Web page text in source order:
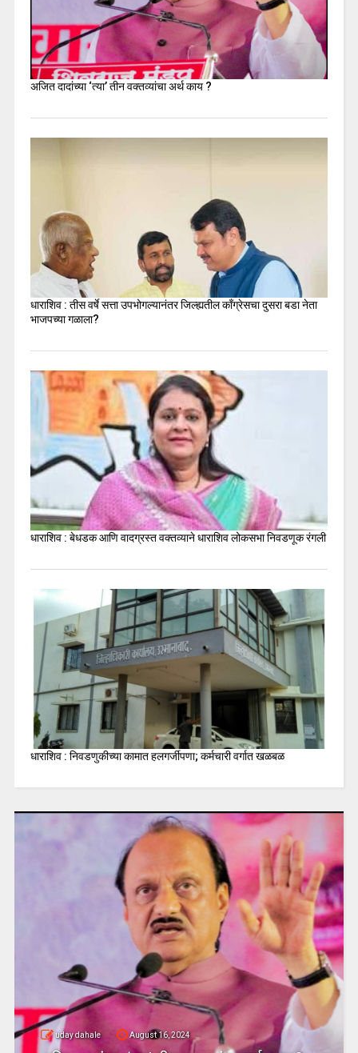
अजित दादांच्या ‘त्या’ तीन वक्तव्यांचा अर्थ काय ?
धाराशिव : तीस वर्षे सत्ता उपभोगल्यानंतर जिल्ह्यतील कॉंग्रेसचा दुसरा बडा नेता
भाजपच्या गळाला?
धाराशिव : बेधडक आणि वादग्रस्त वक्तव्याने धाराशिव लोकसभा निवडणूक रंगली
धाराशिव : निवडणुकीच्या कामात हलगर्जीपणा; कर्मचारी वर्गात खळबळ
uday dahale August 16, 2024